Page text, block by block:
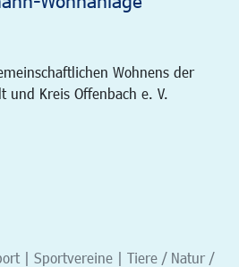
Wohnens der
und Kreis Offenbach e. V.
| Sportvereine | Tiere / Natur /